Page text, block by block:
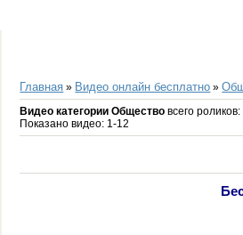
Главная » Видео онлайн бесплатно »
Видео категории Общество всего роликов:
Показано видео: 1-12